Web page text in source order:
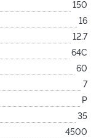
150
16
12.7
64С
60
7
P
35
4500